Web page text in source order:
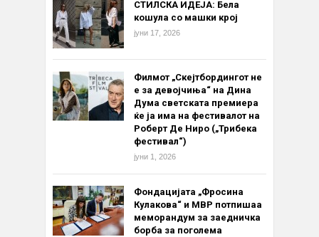
СТИЛСКА ИДЕЈА: Бела
кошула со машки крој
јуни 17, 2026
Филмот „Скејтбордингот не
е за девојчиња“ на Дина
Дума светската премиера
ќе ја има на фестивалот на
Роберт Де Ниро („Трибека
фестивал“)
јуни 1, 2026
Фондацијата „Фросина
Кулакова“ и МВР потпишаа
меморандум за заедничка
борба за поголема